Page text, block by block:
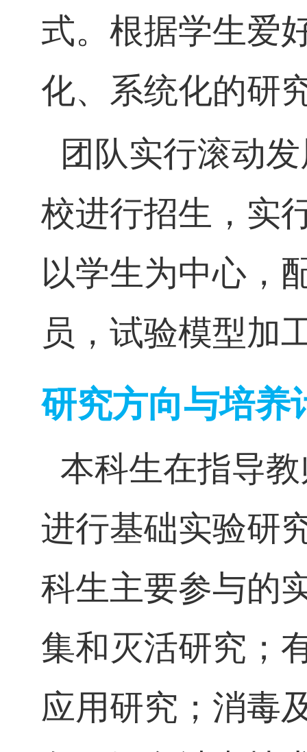
式。根据学生爱
化、系统化的研
团队实行滚动
校进行招生，实
以学生为中心，
员，试验模型加
研究方向与培养
本科生在指导
进行基础实验研
科生主要参与的
集和灭活研究；
应用研究；消毒